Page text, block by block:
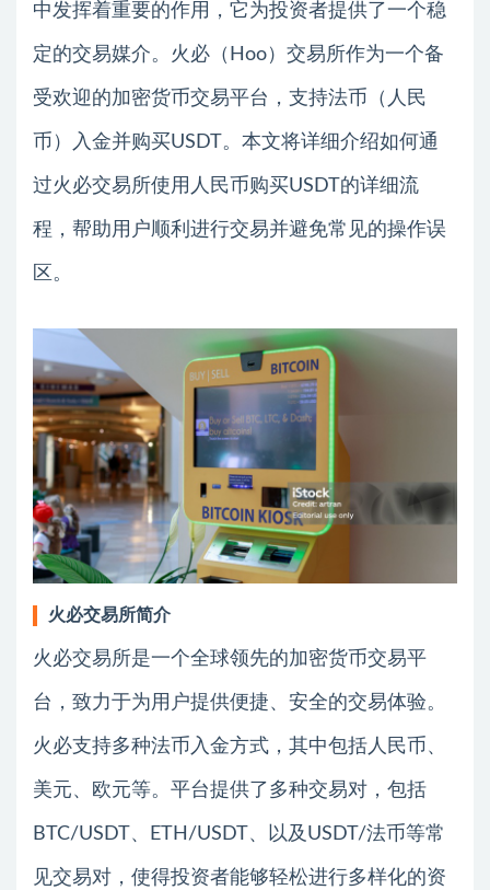
中发挥着重要的作用，它为投资者提供了一个稳
定的交易媒介。火必（Hoo）交易所作为一个备
受欢迎的加密货币交易平台，支持法币（人民
币）入金并购买USDT。本文将详细介绍如何通
过火必交易所使用人民币购买USDT的详细流
程，帮助用户顺利进行交易并避免常见的操作误
区。
火必交易所简介
火必交易所是一个全球领先的加密货币交易平
台，致力于为用户提供便捷、安全的交易体验。
火必支持多种法币入金方式，其中包括人民币、
美元、欧元等。平台提供了多种交易对，包括
BTC/USDT、ETH/USDT、以及USDT/法币等常
见交易对，使得投资者能够轻松进行多样化的资